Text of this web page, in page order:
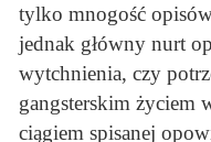
tylko mnogość opisów
jednak główny nurt
wytchnienia, czy
gangsterskim życiem
ciągiem spisanej